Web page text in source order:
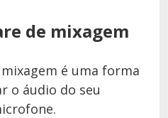
de mixagem
é uma forma
o áudio do seu